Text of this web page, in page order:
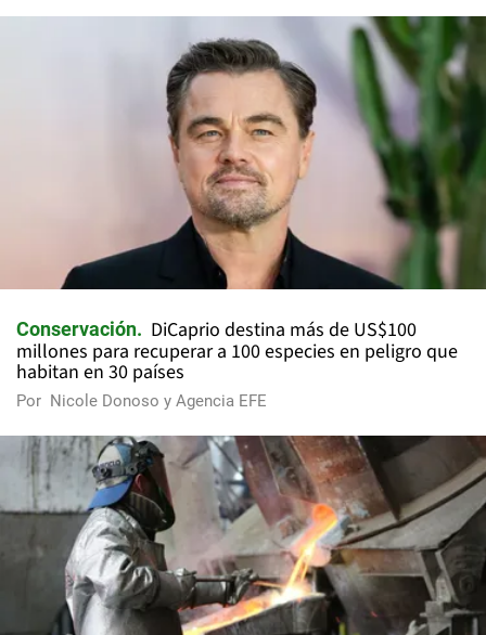
Conservación
DiCaprio destina más de US$100
millones para recuperar a 100 especies en peligro que
habitan en 30 países
Por Nicole Donoso y Agencia EFE